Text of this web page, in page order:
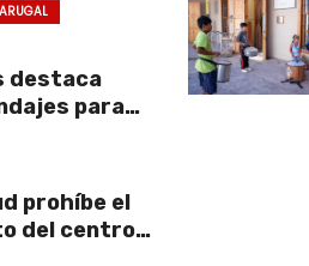
destaca
para
prohíbe el
del centro